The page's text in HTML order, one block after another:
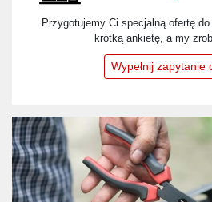
Przygotujemy Ci specjalną ofertę do
krótką ankietę, a my
Wypełnij zapytanie